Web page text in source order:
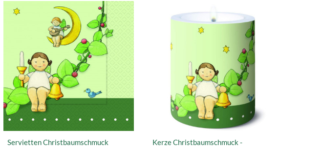
Servietten Christbaumschmuck
Kerze Christbaumschmuck -